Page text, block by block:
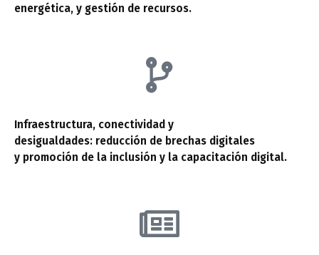
energética, y gestión de recursos.
Infraestructura, conectividad y
desigualdades: reducción de brechas digitales
y promoción de la inclusión y la capacitación digital.